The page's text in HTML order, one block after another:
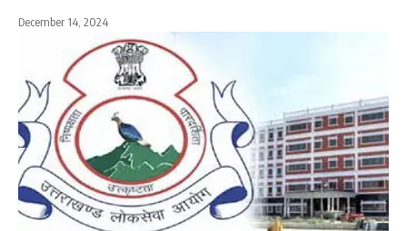
December 14, 2024